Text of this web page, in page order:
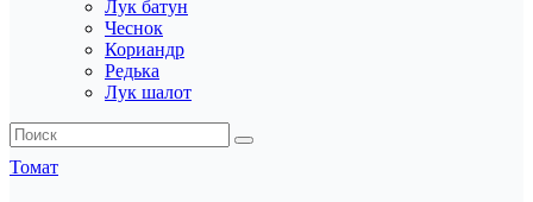
Лук батун
Чеснок
Кориандр
Редька
Лук шалот
Томат